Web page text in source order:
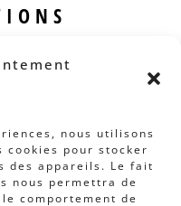
nous utilisons
cookies pour stocker
des appareils. Le fait
nous permettra de
comportement de